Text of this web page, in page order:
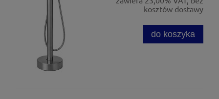
kosztów dostawy
do koszyka